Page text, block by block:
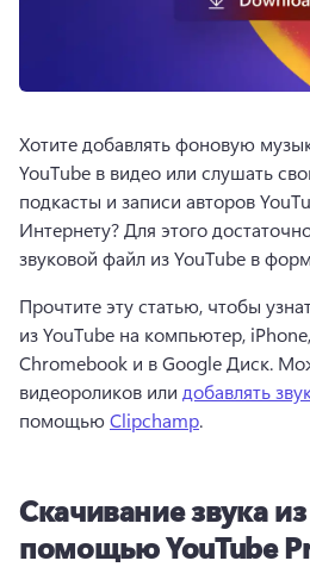
Хотите добавлять фоновую
подкасты и записи авторов
Интернету? Для этого
звуковой файл из YouTube в
Прочтите эту статью, чтобы
из YouTube на компьютер,
Chromebook и в Google Диск.
видеороликов или добавлять
помощью Clipchamp.
Скачивание звука из
помощью YouTube